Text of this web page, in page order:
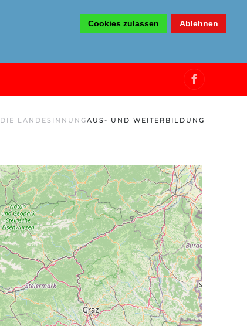
Cookies zulassen Ablehnen
DIE LANDESINNUNGAUS- UND WEITERBILDUNG